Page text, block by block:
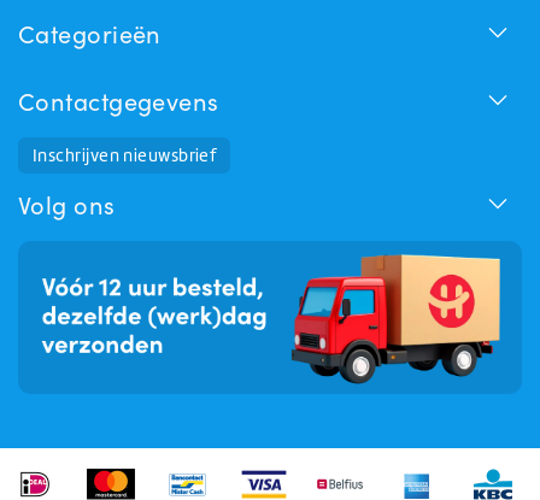
Categorieën
Contactgegevens
Inschrijven nieuwsbrief
Volg ons